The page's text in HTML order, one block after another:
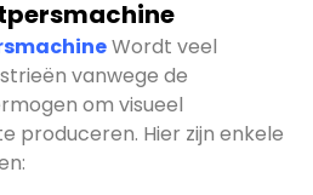
Wordt veel
vanwege de
om visueel
produceren. Hier zijn enkele